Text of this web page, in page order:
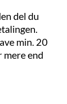
del du
min. 20
mere end